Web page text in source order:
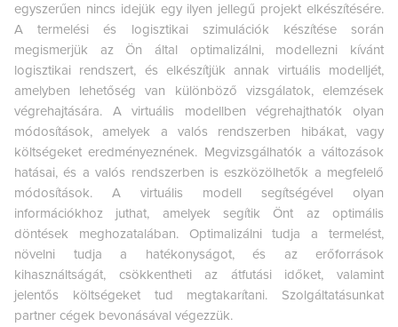
egyszerűen nincs idejük egy ilyen jellegű projekt elkészítésére.
A termelési és logisztikai szimulációk készítése során
megismerjük az Ön által optimalizálni, modellezni kívánt
logisztikai rendszert, és elkészítjük annak virtuális modelljét,
amelyben lehetőség van különböző vizsgálatok, elemzések
végrehajtására. A virtuális modellben végrehajthatók olyan
módosítások, amelyek a valós rendszerben hibákat, vagy
költségeket eredményeznének. Megvizsgálhatók a változások
hatásai, és a valós rendszerben is eszközölhetők a megfelelő
módosítások. A virtuális modell segítségével olyan
információkhoz juthat, amelyek segítik Önt az optimális
döntések meghozatalában. Optimalizálni tudja a termelést,
növelni tudja a hatékonyságot, és az erőforrások
kihasználtságát, csökkentheti az átfutási időket, valamint
jelentős költségeket tud megtakarítani. Szolgáltatásunkat
partner cégek bevonásával végezzük.